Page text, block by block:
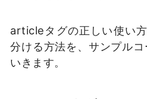
articleタグの正しい使い
分ける方法を、サンプル
いきます。